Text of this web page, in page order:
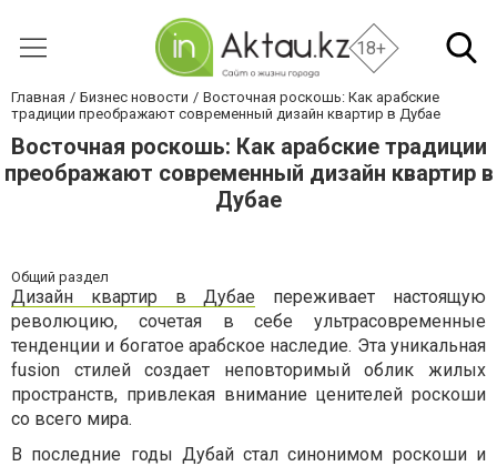
18+
Главная Бизнес новости
Восточная роскошь: Как арабские
традиции преображают современный дизайн квартир в Дубае
Восточная роскошь: Как арабские традиции
преображают современный дизайн квартир в
Дубае
Общий раздел
Дизайн квартир в Дубае переживает настоящую
революцию, сочетая в себе ультрасовременные
тенденции и богатое арабское наследие. Эта уникальная
fusion стилей создает неповторимый облик жилых
пространств, привлекая внимание ценителей роскоши
со всего мира.
В последние годы Дубай стал синонимом роскоши и